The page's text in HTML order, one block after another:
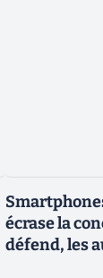
écrase la
défend, les